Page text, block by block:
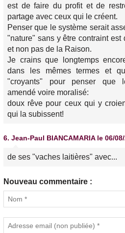
est de faire du profit et de
partage avec ceux qui le créent.
Penser que le système serait
"nature" sans y être contraint
et non pas de la Raison.
Je crains que longtemps
dans les mêmes termes et
"croyants" pour penser que
amendé voire moralisé:
doux rêve pour ceux qui y
qui la subissent!
6. Jean-Paul BIANCAMARIA le 06/
de ses "vaches laitières" avec...
Nouveau commentaire :